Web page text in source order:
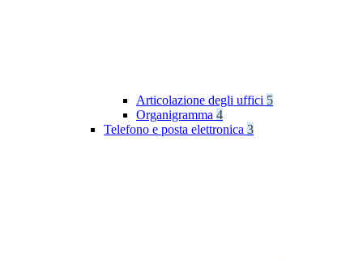
Articolazione degli uffici 5
Organigramma 4
Telefono e posta elettronica 3